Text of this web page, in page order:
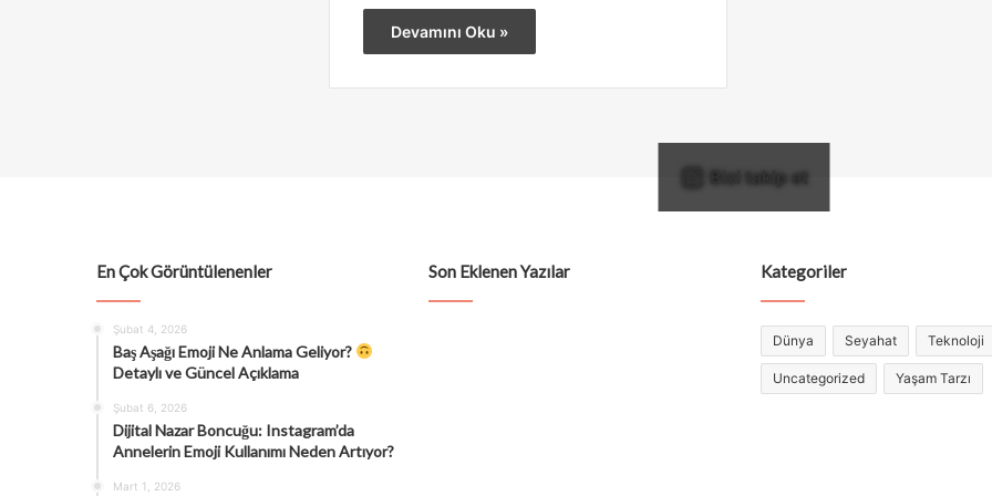
Devamını Oku »
Bizi takip et
En Çok Görüntülenenler
Şubat 4, 2026
Baş Aşağı Emoji Ne Anlama Geliyor?
Detaylı ve Güncel Açıklama
Şubat 6, 2026
Dijital Nazar Boncuğu: Instagram’da
Annelerin Emoji Kullanımı Neden Artıyor?
Mart 1, 2026
Son Eklenen Yazılar Kategoriler
Dünya Seyahat Teknoloji
Uncategorized Yaşam Tarzı